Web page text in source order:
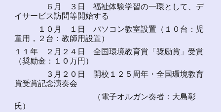
６月 ３日 福祉体験学習の一環として、デ
イサービス訪問等開始する
１０月 １日 パソコン教室設置（１０台：児
童用，２台：教師用設置）
１１年 ２月２４日 全国環境教育賞「奨励賞」受賞
（奨励金：１０万円）
３月２０日 開校１２５周年・全国環境教育
賞受賞記念演奏会
（電子オルガン奏者：大島彰
氏）